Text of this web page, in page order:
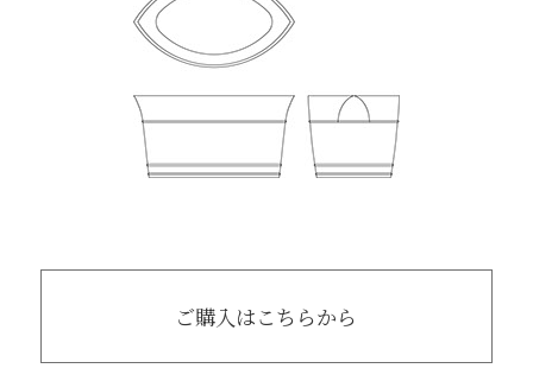
ご購入はこちらから